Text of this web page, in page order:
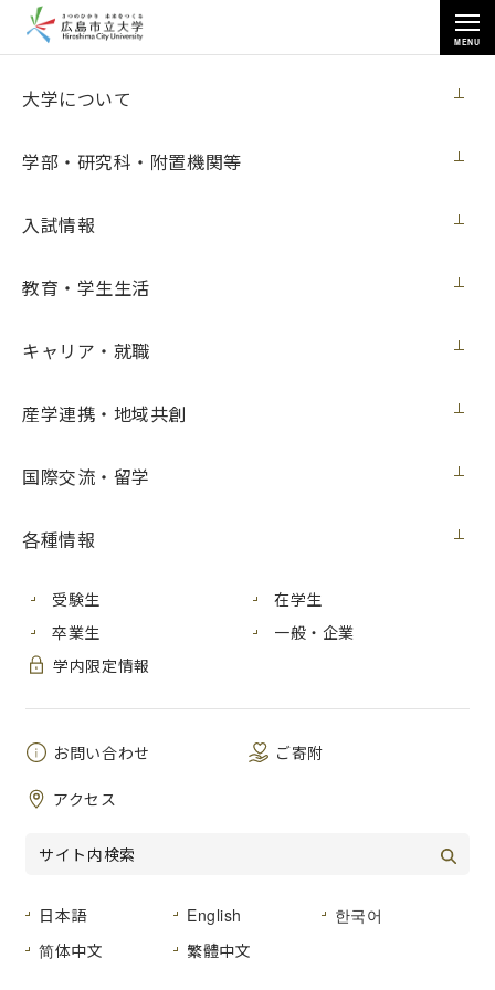
大学について
学部・研究科・附置機関等
入試情報
教育・学生生活
キャリア・就職
産学連携・地域共創
国際交流・留学
各種情報
受験生
在学生
卒業生
一般・企業
学内限定情報
アクセス
お問い合わせ ご寄附
日本語
English
简体中文
繁體中文
한국어
MENU
教育・学生生活